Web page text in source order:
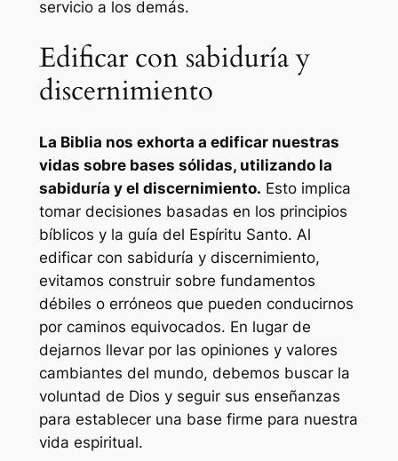
servicio a los demás.
Edificar con sabiduría y
discernimiento
La Biblia nos exhorta a edificar nuestras
vidas sobre bases sólidas, utilizando la
sabiduría y el discernimiento. Esto implica
tomar decisiones basadas en los principios
bíblicos y la guía del Espíritu Santo. Al
edificar con sabiduría y discernimiento,
evitamos construir sobre fundamentos
débiles o erróneos que pueden conducirnos
por caminos equivocados. En lugar de
dejarnos llevar por las opiniones y valores
cambiantes del mundo, debemos buscar la
voluntad de Dios y seguir sus enseñanzas
para establecer una base firme para nuestra
vida espiritual.